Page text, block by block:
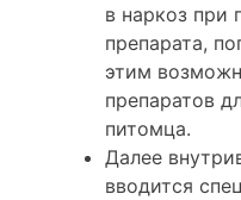
в наркоз при
препарата,
этим
препаратов
питомца.
Далее
вводится